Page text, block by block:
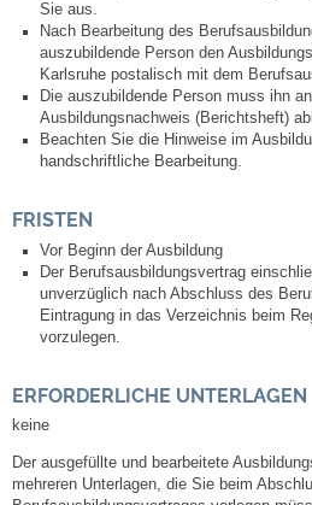
Gemeinderat
Sitzungsberichte
Ratsinfo
Leben
Bauen & Wohnen
Sie aus.
Nach Bearbeitung des
auszubildende Person den
Karlsruhe postalisch mit dem
Die auszubildende Person muss ihn
Ausbildungsnachweis (Berichtsheft)
Beachten Sie die Hinweise im
handschriftliche Bearbeitung.
FRISTEN
Vor Beginn der Ausbildung
Der Berufsausbildungsvertrag
unverzüglich nach Abschluss des
Eintragung in das Verzeichnis beim
vorzulegen.
ERFORDERLICHE UNTERLAGEN
keine
Der ausgefüllte und bearbeitete
mehreren Unterlagen, die Sie beim